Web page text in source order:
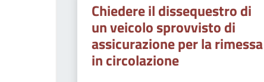
Chiedere il dissequestro di
un veicolo sprovvisto di
assicurazione per la rimessa
in circolazione